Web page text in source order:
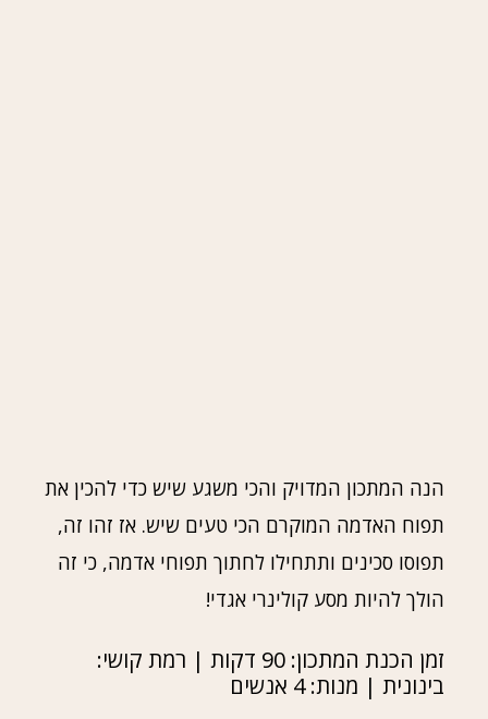
הנה המתכון המדויק והכי משגע שיש כדי להכין את
תפוח האדמה המוקרם הכי טעים שיש. אז זהו זה,
תפוסו סכינים ותתחילו לחתוך תפוחי אדמה, כי זה
הולך להיות מסע קולינרי אגדי!
זמן הכנת המתכון: 90 דקות | רמת קושי:
בינונית | מנות: 4 אנשים